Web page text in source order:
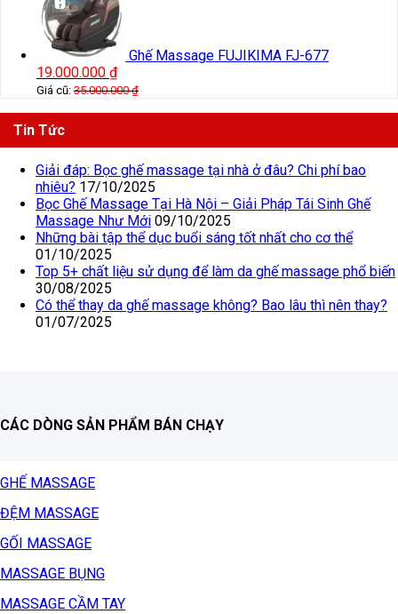
Ghế Massage FUJIKIMA FJ-677
19.000.000 ₫
Giá cũ: 35.000.000₫
Tin Tức
Giải đáp: Bọc ghế massage tại nhà ở đâu? Chi phí bao
nhiêu? 17/10/2025
Bọc Ghế Massage Tại Hà Nội – Giải Pháp Tái Sinh Ghế
Massage Như Mới 09/10/2025
Những bài tập thể dục buổi sáng tốt nhất cho cơ thể
01/10/2025
Top 5+ chất liệu sử dụng để làm da ghế massage phổ biến
30/08/2025
Có thể thay da ghế massage không? Bao lâu thì nên thay?
01/07/2025
CÁC DÒNG SẢN PHẨM BÁN CHẠY
GHẾ MASSAGE
ĐỆM MASSAGE
GỐI MASSAGE
MASSAGE BỤNG
MASSAGE CẦM TAY